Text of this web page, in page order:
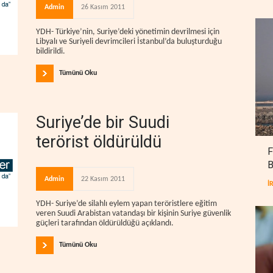
Admin 26 Kasım 2011
YDH- Türkiye’nin, Suriye’deki yönetimin devrilmesi için
Libyalı ve Suriyeli devrimcileri İstanbul’da buluşturduğu
bildirildi.
Tümünü Oku
Suriye’de bir Suudi
terörist öldürüldü
Admin 22 Kasım 2011
YDH- Suriye’de silahlı eylem yapan teröristlere eğitim
veren Suudi Arabistan vatandaşı bir kişinin Suriye güvenlik
güçleri tarafından öldürüldüğü açıklandı.
Tümünü Oku